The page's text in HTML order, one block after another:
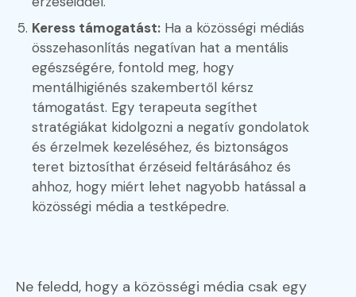
Keress támogatást: Ha a közösségi médiás
összehasonlítás negatívan hat a mentális
egészségére, fontold meg, hogy
mentálhigiénés szakembertől kérsz
támogatást. Egy terapeuta segíthet
stratégiákat kidolgozni a negatív gondolatok
és érzelmek kezeléséhez, és biztonságos
teret biztosíthat érzéseid feltárásához és
ahhoz, hogy miért lehet nagyobb hatással a
közösségi média a testképedre.
Ne feledd, hogy a közösségi média csak egy